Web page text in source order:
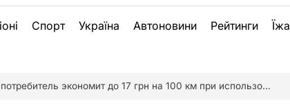
Спорт Україна Автоновини Рейтинги Їжа
экономит до 17 грн на 100 км при использовании биотоплива – исследование